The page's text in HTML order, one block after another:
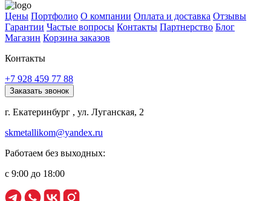
Цены Портфолио О компании Оплата и доставка Отзывы
Гарантии Частые вопросы Контакты Партнерство Блог
Магазин Корзина заказов
Контакты
+7 928 459 77 88
Заказать звонок
г. Екатеринбург , ул. Луганская, 2
skmetallikom@yandex.ru
Работаем без выходных:
с 9:00 до 18:00